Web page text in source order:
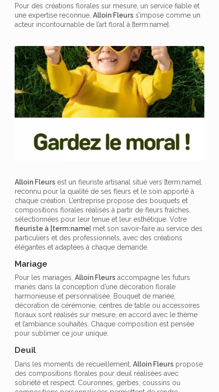
Pour des créations florales sur mesure, un service fiable et
une expertise reconnue, Alloin Fleurs s’impose comme un
acteur incontournable de l’art floral à [term:name].
Alloin Fleurs est un fleuriste artisanal situé vers [term:name],
reconnu pour la qualité de ses fleurs et le soin apporté à
chaque création. L’entreprise propose des bouquets et
compositions florales réalisés à partir de fleurs fraîches,
sélectionnées pour leur tenue et leur esthétique. Votre
fleuriste à [term:name] met son savoir-faire au service des
particuliers et des professionnels, avec des créations
élégantes et adaptées à chaque demande.
Mariage
Pour les mariages, Alloin Fleurs accompagne les futurs
mariés dans la conception d’une décoration florale
harmonieuse et personnalisée. Bouquet de mariée,
décoration de cérémonie, centres de table ou accessoires
floraux sont réalisés sur mesure, en accord avec le thème
et l’ambiance souhaités. Chaque composition est pensée
pour sublimer ce jour unique.
Deuil
Dans les moments de recueillement, Alloin Fleurs propose
des compositions florales pour deuil réalisées avec
sobriété et respect. Couronnes, gerbes, coussins ou